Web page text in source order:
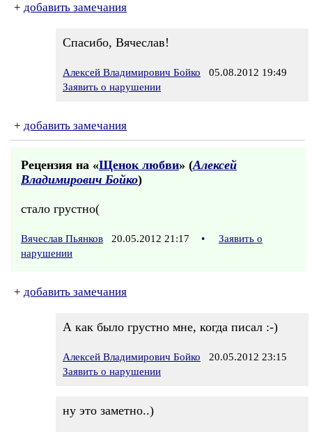
+ добавить замечания
Спасибо, Вячеслав!
Алексей Владимирович Бойко 05.08.2012 19:49
Заявить о нарушении
+ добавить замечания
Рецензия на «Щенок любви» (Алексей
Владимирович Бойко)
стало грустно(
Вячеслав Пьянков 20.05.2012 21:17 •
Заявить о
нарушении
+ добавить замечания
А как было грустно мне, когда писал :-)
Алексей Владимирович Бойко 20.05.2012 23:15
Заявить о нарушении
ну это заметно..)